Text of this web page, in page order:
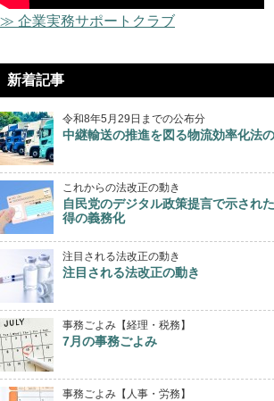
≫ 企業実務サポートクラブ
新着記事
令和8年5月29日までの公布分
中継輸送の推進を図る物流効率化法
これからの法改正の動き
自民党のデジタル政策提言で示され
得の義務化
注目される法改正の動き
注目される法改正の動き
事務ごよみ【経理・税務】
7月の事務ごよみ
事務ごよみ【人事・労務】